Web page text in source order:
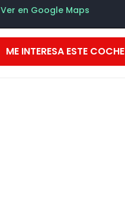
Ver en Google Maps
ME INTERESA ESTE COCHE